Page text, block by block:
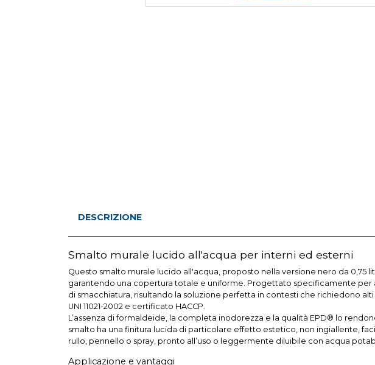
DESCRIZIONE
Smalto murale lucido all'acqua per interni ed esterni
Questo smalto murale lucido all'acqua, proposto nella versione nero da 0,75
garantendo una copertura totale e uniforme. Progettato specificamente per
di smacchiatura, risultando la soluzione perfetta in contesti che richiedono
UNI 11021-2002 e certificato HACCP.
L’assenza di formaldeide, la completa inodorezza e la qualità EPD® lo
smalto ha una finitura lucida di particolare effetto estetico, non ingiallente,
rullo, pennello o spray, pronto all’uso o leggermente diluibile con acqua
Applicazione e vantaggi